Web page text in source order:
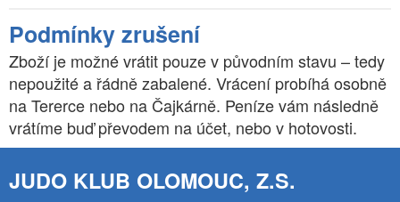
Podmínky zrušení
Zboží je možné vrátit pouze v původním stavu – tedy
nepoužité a řádně zabalené. Vrácení probíhá osobně
na Tererce nebo na Čajkárně. Peníze vám následně
vrátíme buď převodem na účet, nebo v hotovosti.
JUDO KLUB OLOMOUC, Z.S.